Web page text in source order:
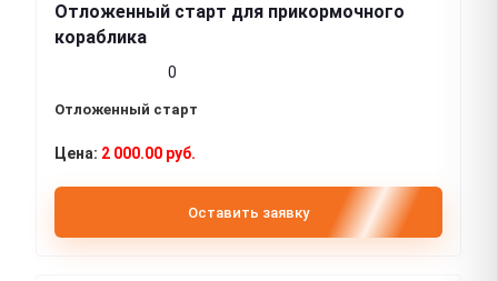
Отложенный старт для прикормочного
кораблика
0
Отложенный старт
2 000.00 руб.
Оставить заявку